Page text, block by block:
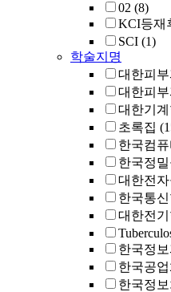
02 (8)
KCI등재
SCI (1)
학술지명
대한피
대한피부
대한기
초록집
한국컴
한국정
대한전
한국통
대한전
한국정
한국공
한국정